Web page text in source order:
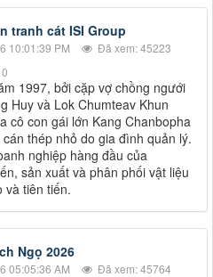
tranh cát ISI Group
10:01:39 PM
Đã xem: 45223
1997, bởi cặp vợ chồng ngưới
Huy và Lok Chumteav Khun
cô con gái lớn Kang Chanbopha
thép nhỏ do gia đình quản lý.
nghiệp hàng đầu của
sản xuất và phân phối vật liệu
và tiên tiến.
Ngọ 2026
05:05:36 AM
Đã xem: 45764